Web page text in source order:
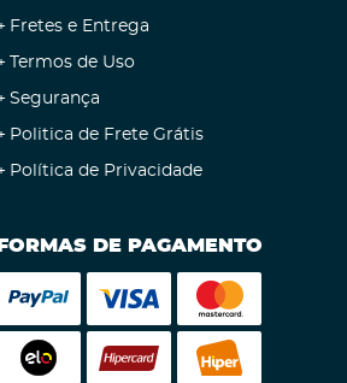
Fretes e Entrega
Termos de Uso
Segurança
Politica de Frete Grátis
Política de Privacidade
FORMAS DE PAGAMENTO